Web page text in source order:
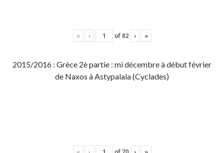
« ‹ of82 › »
2015/2016 : Grèce 2è partie : mi décembre à début février
de Naxos à Astypalaia (Cyclades)